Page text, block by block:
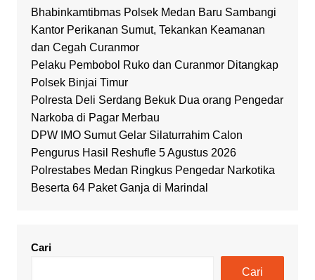
Bhabinkamtibmas Polsek Medan Baru Sambangi
Kantor Perikanan Sumut, Tekankan Keamanan
dan Cegah Curanmor
Pelaku Pembobol Ruko dan Curanmor Ditangkap
Polsek Binjai Timur
Polresta Deli Serdang Bekuk Dua orang Pengedar
Narkoba di Pagar Merbau
DPW IMO Sumut Gelar Silaturrahim Calon
Pengurus Hasil Reshufle 5 Agustus 2026
Polrestabes Medan Ringkus Pengedar Narkotika
Beserta 64 Paket Ganja di Marindal
Cari
Cari